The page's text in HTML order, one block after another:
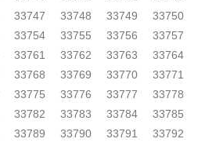
33747 33748 33749
33750
33754 33755 33756
33757
33761 33762 33763
33764
33768 33769 33770
33771
33775 33776 33777
33778
33782 33783 33784
33785
33789 33790 33791
33792